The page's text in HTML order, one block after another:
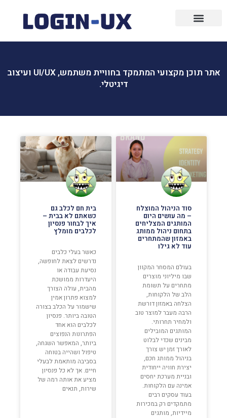
אתר תוכן מקצועי המתמקד בחוויית משתמש, UI/UX ועיצוב
דיגיטלי.
סוד הניהול המוצלח
– מה עושים היום
המותגים המצליחים
בתחום ניהול ממותג
באמזון שהמתחרים
עוד לא גילו
בעולם המסחר המקוון
שבו מיליוני מוצרים
מתחרים על תשומת
הלב של הלקוחות,
הצלחה באמזון דורשת
הרבה מעבר למוצר טוב
ולמחיר תחרותי.
המותגים המובילים
מבינים שכדי לבלוט
לאורך זמן יש צורך
בניהול ממותג חכם,
יצירת חוויה ייחודית
ובניית מערכת יחסים
אמינה עם הלקוחות.
בעוד עסקים רבים
מתמקדים רק במכירות
מיידיות, מותגים
בית חם לכלב גם
כשאתם לא בבית –
איך לבחור פנסיון
לכלבים מומלץ
כאשר בעלי כלבים
נדרשים לצאת לחופשה,
נסיעת עבודה או
היעדרות ממושכת
מהבית, עולה הצורך
למצוא פתרון אמין
שישמור על הכלב בצורה
הטובה ביותר. פנסיון
לכלבים הוא אחד
הפתרונות הנפוצים
ביותר, המאפשר השגחה,
טיפול ושהייה בטוחה
בסביבה מותאמת לבעלי
חיים. אך לא כל פנסיון
מציע את אותה רמה של
שירות, תנאים